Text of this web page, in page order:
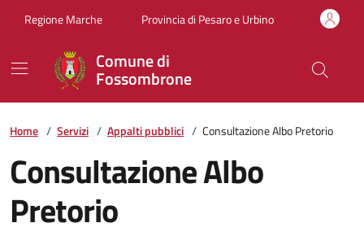
Regione Marche Provincia di Pesaro e Urbino
Comune di
Fossombrone
Home / Servizi / Appalti pubblici / Consultazione Albo Pretorio
Consultazione Albo
Pretorio